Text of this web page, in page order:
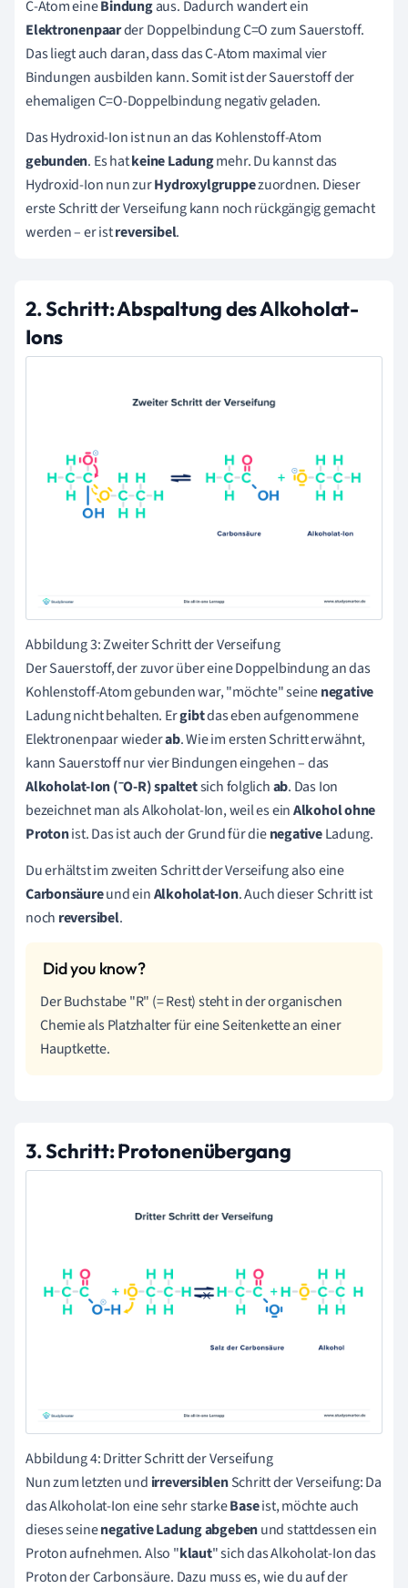
C-Atom eineBindungaus. Dadurch wandert ein
Elektronenpaarder Doppelbindung C=O zum Sauerstoff.
Das liegt auch daran, dass das C-Atom maximal vier
Bindungen ausbilden kann. Somit ist der Sauerstoff der
ehemaligen C=O-Doppelbindung negativ geladen.
Das Hydroxid-Ion ist nun an das Kohlenstoff-Atom
gebunden. Es hatkeine Ladungmehr. Du kannst das
Hydroxid-Ion nun zurHydroxylgruppezuordnen. Dieser
erste Schritt der Verseifung kann noch rückgängig gemacht
werden – er istreversibel.
2. Schritt: Abspaltung des Alkoholat-
Ions
Abbildung 3: Zweiter Schritt der Verseifung
Der Sauerstoff, der zuvor über eine Doppelbindung an das
Kohlenstoff-Atom gebunden war, "möchte" seinenegative
Ladung nicht behalten. Ergibtdas eben aufgenommene
Elektronenpaar wiederab. Wie im ersten Schritt erwähnt,
kann Sauerstoff nur vier Bindungen eingehen – das
Alkoholat-Ion (⁻O-R) spaltetsich folglichab. Das Ion
bezeichnet man als Alkoholat-Ion, weil es einAlkohol ohne
Protonist. Das ist auch der Grund für dienegativeLadung.
Du erhältst im zweiten Schritt der Verseifung also eine
Carbonsäureund einAlkoholat-Ion. Auch dieser Schritt ist
noch reversibel.
Der Buchstabe "R" (= Rest) steht in der organischen
Chemie als Platzhalter für eine Seitenkette an einer
Hauptkette.
3. Schritt: Protonenübergang
Abbildung 4: Dritter Schritt der Verseifung
Nun zum letzten und irreversiblenSchritt der Verseifung: Da
das Alkoholat-Ion eine sehr starkeBaseist, möchte auch
dieses seinenegative Ladung abgebenund stattdessen ein
Proton aufnehmen. Also "klaut" sich das Alkoholat-Ion das
Proton der Carbonsäure. Dazu muss es, wie du auf der